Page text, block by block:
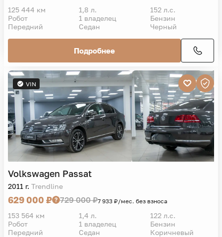
125 444 км 1,8 л.
152 л.с.
Робот
1 владелец
Бензин
Передний
Седан Черный
Подробнее
VIN
Volkswagen Passat
2011 г. Trendline
629 000 ₽ 729 000 ₽7 933 ₽/мес. без взноса
153 564 км 1,4 л.
122 л.с.
Робот
1 владелец
Бензин
Передний
Седан Коричневый